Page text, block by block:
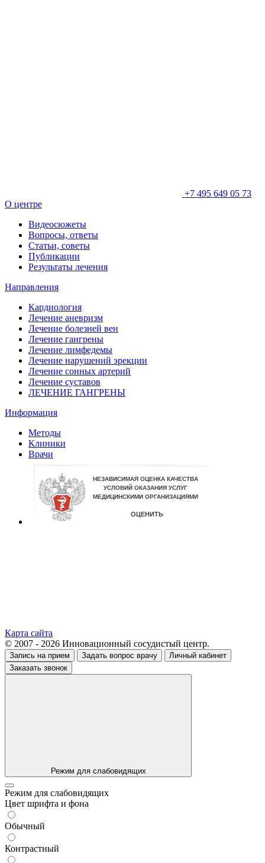
+7 495 649 05 73
О центре
Видеосюжеты
Вопросы, ответы
Статьи, советы
Публикации
Результаты лечения
Направления
Кардиология
Лечение аневризм
Лечение болезней вен
Лечение гангрены
Лечение лимфедемы
Лечение нарушений эрекции
Лечение сонных артерий
Лечение суставов
ЛЕЧЕНИЕ ГАНГРЕНЫ
Информация
Методы
Клиники
Врачи
Карта сайта
© 2007 - 2026 Инновационный сосудистый центр.
Запись на прием Задать вопрос врачу
Личный кабинет
Заказать звонок
Режим для слабовидящих
Режим для слабовидящих
Цвет шрифта и фона
Обычный
Контрастный